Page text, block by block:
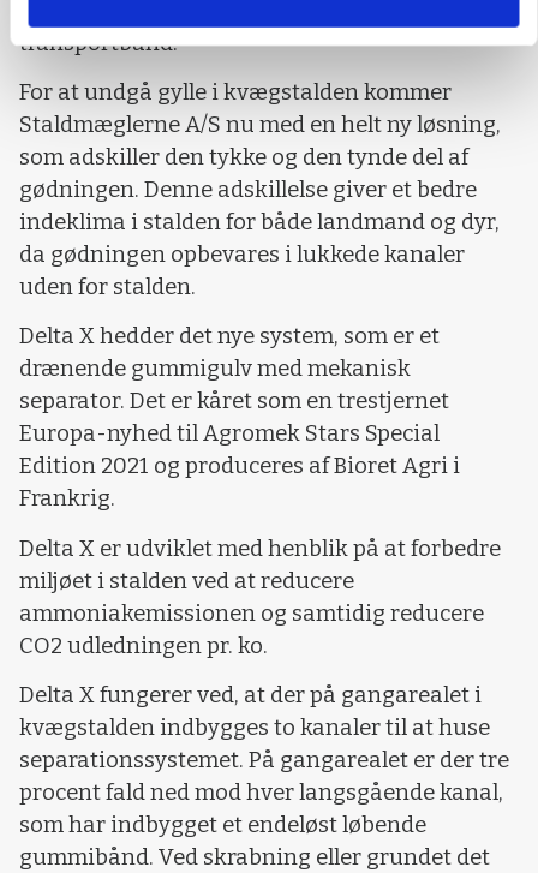
transportbånd.
For at undgå gylle i kvægstalden kommer
Staldmæglerne A/S nu med en helt ny løsning,
som adskiller den tykke og den tynde del af
gødningen. Denne adskillelse giver et bedre
indeklima i stalden for både landmand og dyr,
da gødningen opbevares i lukkede kanaler
uden for stalden.
Delta X hedder det nye system, som er et
drænende gummigulv med mekanisk
separator. Det er kåret som en trestjernet
Europa-nyhed til Agromek Stars Special
Edition 2021 og produceres af Bioret Agri i
Frankrig.
Delta X er udviklet med henblik på at forbedre
miljøet i stalden ved at reducere
ammoniakemissionen og samtidig reducere
CO2 udledningen pr. ko.
Delta X fungerer ved, at der på gangarealet i
kvægstalden indbygges to kanaler til at huse
separationssystemet. På gangarealet er der tre
procent fald ned mod hver langsgående kanal,
som har indbygget et endeløst løbende
gummibånd. Ved skrabning eller grundet det